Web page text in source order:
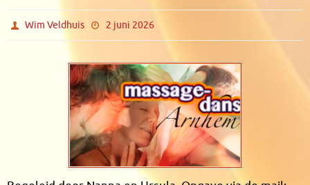
Wim Veldhuis 2 juni 2026